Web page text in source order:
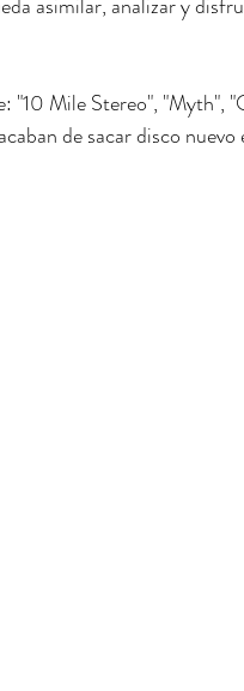
"10 Mile Stereo", "Myth",
de sacar disco